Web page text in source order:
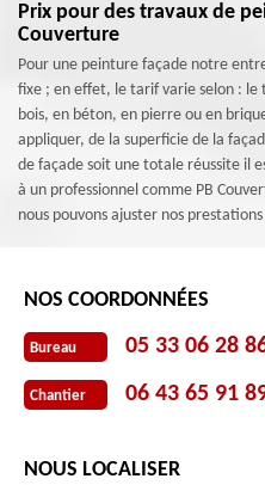
Prix pour des travaux de
Couverture
Pour une peinture façade notre
fixe ; en effet, le tarif varie selon :
bois, en béton, en pierre ou en
appliquer, de la superficie de la
de façade soit une totale réussite il
à un professionnel comme PB
nous pouvons ajuster nos
NOS COORDONNÉES
Bureau 05 33 06 28
Chantier 06 43 65 91
NOUS LOCALISER